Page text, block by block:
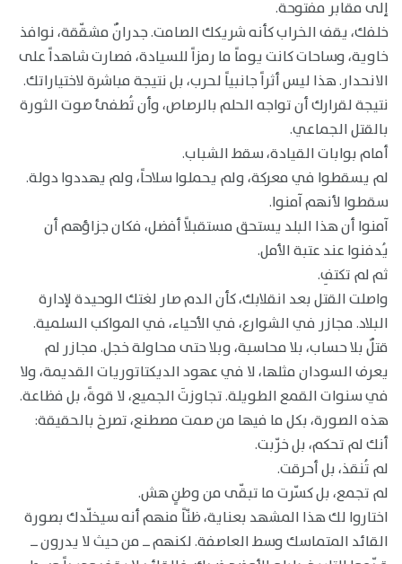
إلى مقابر مفتوحة.
خلفك، يقف الخراب كأنه شريكك الصامت. جدرانٌ مشقّقة، نوافذ
خاوية، وساحات كانت يوماً ما رمزاً للسيادة، فصارت شاهداً على
الانحدار. هذا ليس أثراً جانبياً لحرب، بل نتيجة مباشرة لاختياراتك.
نتيجة لقرارك أن تواجه الحلم بالرصاص، وأن تُطفئ صوت الثورة
بالقتل الجماعي.
أمام بوابات القيادة، سقط الشباب.
لم يسقطوا في معركة، ولم يحملوا سلاحاً، ولم يهددوا دولة.
سقطوا لأنهم آمنوا.
آمنوا أن هذا البلد يستحق مستقبلاً أفضل، فكان جزاؤهم أن
يُدفنوا عند عتبة الأمل.
ثم لم تكتفِ.
واصلت القتل بعد انقلابك، كأن الدم صار لغتك الوحيدة لإدارة
البلاد. مجازر في الشوارع، في الأحياء، في المواكب السلمية.
قتلٌ بلا حساب، بلا محاسبة، وبلا حتى محاولة خجل. مجازر لم
يعرف السودان مثلها، لا في عهود الديكتاتوريات القديمة، ولا
في سنوات القمع الطويلة. تجاوزتَ الجميع، لا قوةً، بل فظاعة.
هذه الصورة، بكل ما فيها من صمت مصطنع، تصرخ بالحقيقة:
أنك لم تحكم، بل خرّبت.
لم تُنقذ، بل أحرقت.
لم تجمع، بل كسّرت ما تبقّى من وطنٍ هش.
اختاروا لك هذا المشهد بعناية، ظنّاً منهم أنه سيخلّدك بصورة
القائد المتماسك وسط العاصفة. لكنهم ــ من حيث لا يدرون ــ